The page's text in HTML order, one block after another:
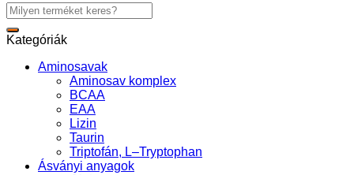
Keresés
a
következőre:
Kategóriák
Aminosavak
Aminosav komplex
BCAA
EAA
Lizin
Taurin
Triptofán, L–Tryptophan
Ásványi anyagok